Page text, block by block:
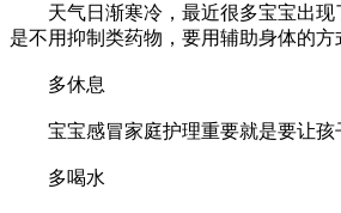
天气日渐寒冷，最近很多宝宝出现
是不用抑制类药物，要用辅助身体的方
多休息
宝宝感冒家庭护理重要就是要让孩
多喝水